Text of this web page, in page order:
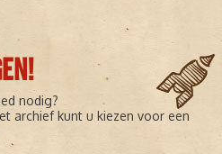
nodig?
archief kunt u kiezen voor een